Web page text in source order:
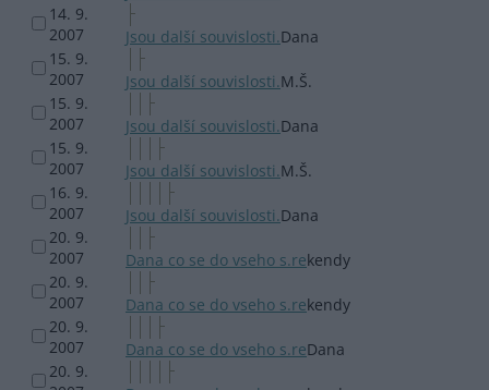
14. 9.
2007
Jsou další souvislosti.Dana
15. 9.
2007
Jsou další souvislosti.M.Š.
15. 9.
2007
Jsou další souvislosti.Dana
15. 9.
2007
Jsou další souvislosti.M.Š.
16. 9.
2007
Jsou další souvislosti.Dana
20. 9.
2007
Dana co se do vseho s.rekendy
20. 9.
2007
Dana co se do vseho s.rekendy
20. 9.
2007
Dana co se do vseho s.reDana
20. 9.